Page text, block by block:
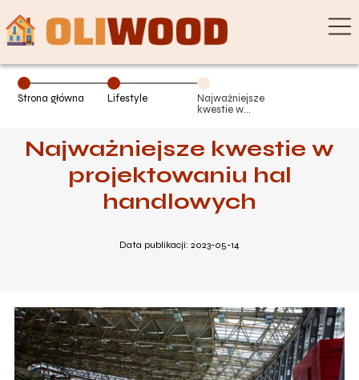
Strona główna Lifestyle
Najważniejsze
kwestie w
Najważniejsze kwestie w
projektowaniu hal
handlowych
Data publikacji: 2023-05-14